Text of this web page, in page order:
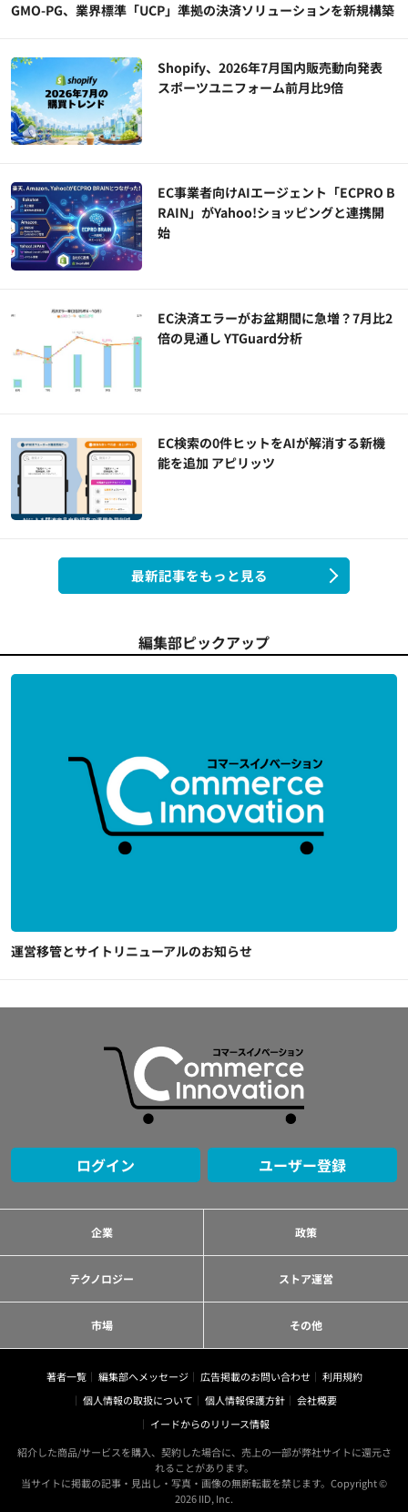
GMO-PG、業界標準「UCP」準拠の決済ソリューションを新規構築
Shopify、2026年7月国内販売動向発表
スポーツユニフォーム前月比9倍
EC事業者向けAIエージェント「ECPRO B
RAIN」がYahoo!ショッピングと連携開
始
EC決済エラーがお盆期間に急増？7月比2
倍の見通し YTGuard分析
EC検索の0件ヒットをAIが解消する新機
能を追加 アピリッツ
最新記事をもっと見る
編集部ピックアップ
運営移管とサイトリニューアルのお知らせ
ログイン ユーザー登録
企業 政策
テクノロジー ストア運営
市場 その他
著者一覧 編集部へメッセージ 広告掲載のお問い合わせ
利用規約
個人情報の取扱について
個人情報保護方針
会社概要
イードからのリリース情報
紹介した商品/サービスを購入、契約した場合に、売上の一部が弊社サイトに還元さ
れることがあります。
当サイトに掲載の記事・見出し・写真・画像の無断転載を禁じます。Copyright ©
2026 IID, Inc.